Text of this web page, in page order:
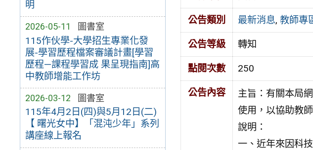
明
2026-05-11 圖書室
115作伙學-大學招生專業化發
展-學習歷程檔案審議計畫[學習
歷程—課程學習成 果呈現指南]高
中教師增能工作坊
2026-03-12 圖書室
115年4月2日(四)與5月12日(二)
【 曙光女中】「混沌少年」系列
講座線上報名
公告類別 最新消息, 教師專
公告等級 轉知
點閱次數 250
公告內容
主旨：有關本局
使用，以協助教
說明：
一、近年來因科